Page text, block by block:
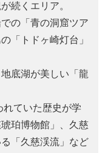
続くエリア。
の「青の洞窟ツア
「トドヶ崎灯台」
底湖が美しい「龍
れていた歴史が学
珀博物館」、久慈
「久慈渓流」など